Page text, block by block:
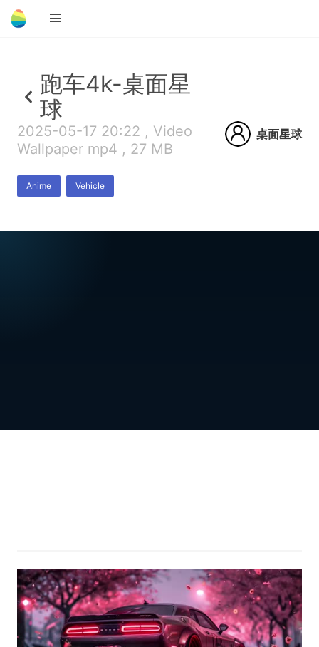
跑车4k-桌面星
球
2025-05-17 20:22 , Video
Wallpaper mp4 , 27 MB
Anime Vehicle
桌面星球